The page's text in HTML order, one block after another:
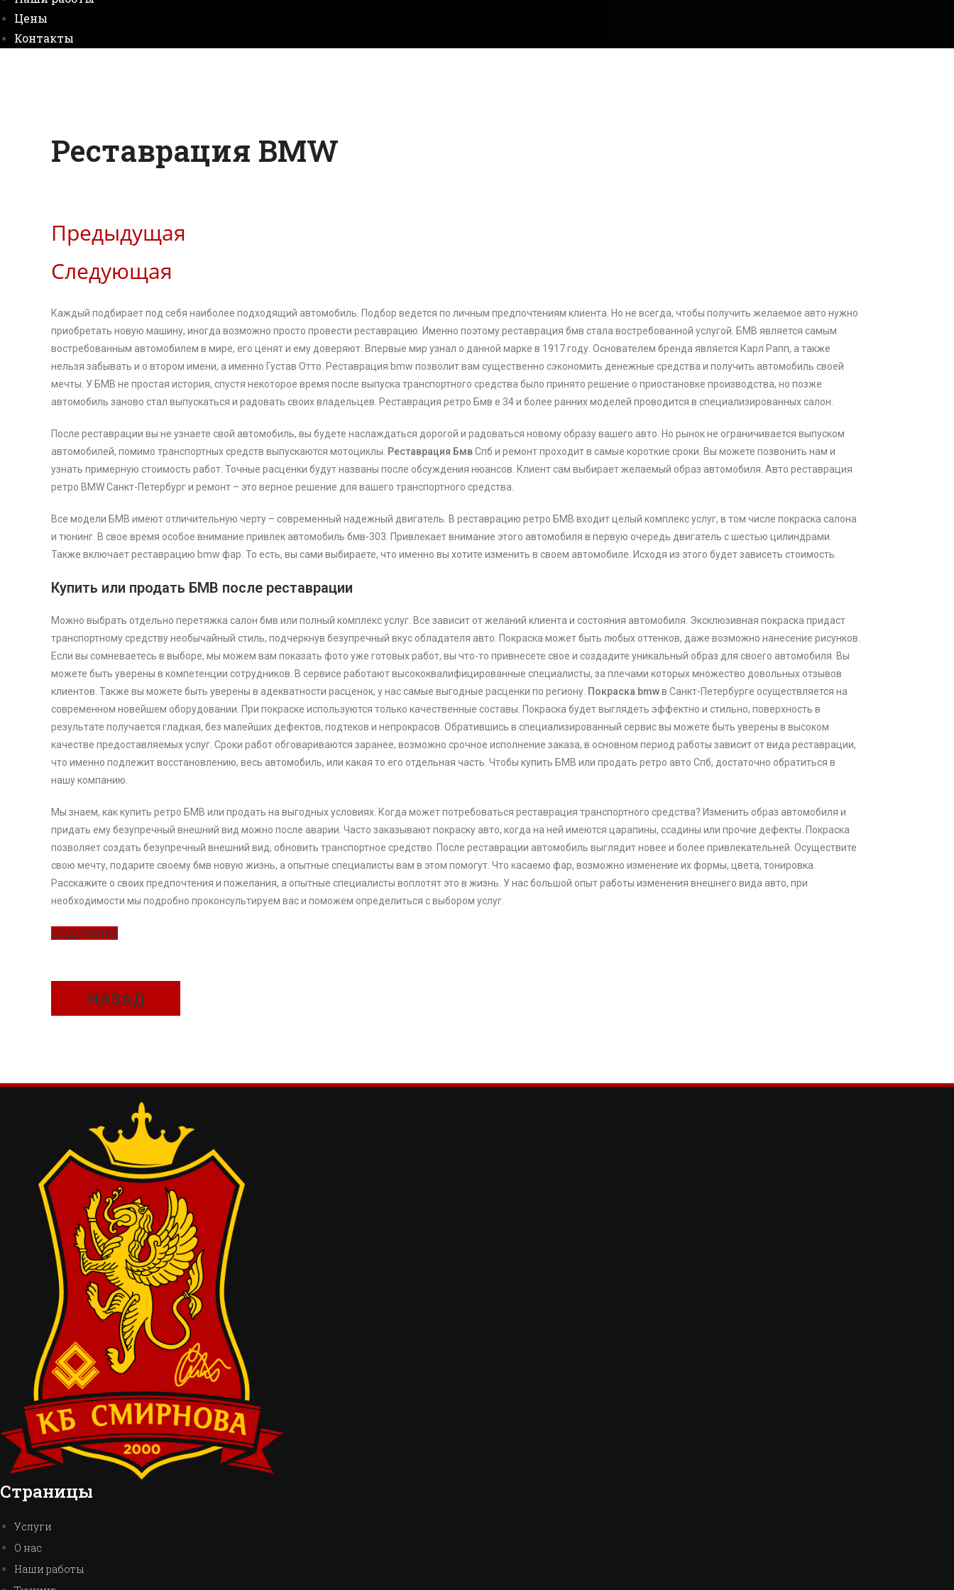
Цены
Контакты
Реставрация BMW
Предыдущая
Следующая
Каждый подбирает под себя наиболее подходящий автомобиль. Подбор ведется по личным предпочтениям клиента. Но не всегда, чтобы получить желаемое авто нужно
приобретать новую машину, иногда возможно просто провести реставрацию. Именно поэтому реставрация бмв стала востребованной услугой. БМВ является самым
востребованным автомобилем в мире, его ценят и ему доверяют. Впервые мир узнал о данной марке в 1917 году. Основателем бренда является Карл Рапп, а также
нельзя забывать и о втором имени, а именно Густав Отто. Реставрация bmw позволит вам существенно сэкономить денежные средства и получить автомобиль своей
мечты. У БМВ не простая история, спустя некоторое время после выпуска транспортного средства было принято решение о приостановке производства, но позже
автомобиль заново стал выпускаться и радовать своих владельцев. Реставрация ретро Бмв е 34 и более ранних моделей проводится в специализированных салон.
После реставрации вы не узнаете свой автомобиль, вы будете наслаждаться дорогой и радоваться новому образу вашего авто. Но рынок не ограничивается выпуском
автомобилей, помимо транспортных средств выпускаются мотоциклы. Реставрация БмвСпб и ремонт проходит в самые короткие сроки. Вы можете позвонить нам и
узнать примерную стоимость работ. Точные расценки будут названы после обсуждения нюансов. Клиент сам выбирает желаемый образ автомобиля. Авто реставрация
ретро BMW Санкт-Петербург и ремонт – это верное решение для вашего транспортного средства.
Все модели БМВ имеют отличительную черту – современный надежный двигатель. В реставрацию ретро БМВ входит целый комплекс услуг, в том числе покраска салона
и тюнинг. В свое время особое внимание привлек автомобиль бмв-303. Привлекает внимание этого автомобиля в первую очередь двигатель с шестью цилиндрами.
Также включает реставрацию bmw фар. То есть, вы сами выбираете, что именно вы хотите изменить в своем автомобиле. Исходя из этого будет зависеть стоимость.
Купить или продать БМВ после реставрации
Можно выбрать отдельно перетяжка салон бмв или полный комплекс услуг. Все зависит от желаний клиента и состояния автомобиля. Эксклюзивная покраска придаст
транспортному средству необычайный стиль, подчеркнув безупречный вкус обладателя авто. Покраска может быть любых оттенков, даже возможно нанесение рисунков.
Если вы сомневаетесь в выборе, мы можем вам показать фото уже готовых работ, вы что-то привнесете свое и создадите уникальный образ для своего автомобиля. Вы
можете быть уверены в компетенции сотрудников. В сервисе работают высококвалифицированные специалисты, за плечами которых множество довольных отзывов
клиентов. Также вы можете быть уверены в адекватности расценок, у нас самые выгодные расценки по региону. Покраска bmwв Санкт-Петербурге осуществляется на
современном новейшем оборудовании. При покраске используются только качественные составы. Покраска будет выглядеть эффектно и стильно, поверхность в
результате получается гладкая, без малейших дефектов, подтеков и непрокрасов. Обратившись в специализированный сервис вы можете быть уверены в высоком
качестве предоставляемых услуг. Сроки работ обговариваются заранее, возможно срочное исполнение заказа, в основном период работы зависит от вида реставрации,
что именно подлежит восстановлению, весь автомобиль, или какая то его отдельная часть. Чтобы купить БМВ или продать ретро авто Спб, достаточно обратиться в
нашу компанию.
Мы знаем, как купить ретро БМВ или продать на выгодных условиях. Когда может потребоваться реставрация транспортного средства? Изменить образ автомобиля и
придать ему безупречный внешний вид можно после аварии. Часто заказывают покраску авто, когда на ней имеются царапины, ссадины или прочие дефекты. Покраска
позволяет создать безупречный внешний вид, обновить транспортное средство. После реставрации автомобиль выглядит новее и более привлекательней. Осуществите
свою мечту, подарите своему бмв новую жизнь, а опытные специалисты вам в этом помогут. Что касаемо фар, возможно изменение их формы, цвета, тонировка.
Расскажите о своих предпочтения и пожелания, а опытные специалисты воплотят это в жизнь. У нас большой опыт работы изменения внешнего вида авто, при
необходимости мы подробно проконсультируем вас и поможем определиться с выбором услуг.
ПОДРОБНЕЕ
НАЗАД
Страницы
Услуги
О нас
Наши работы